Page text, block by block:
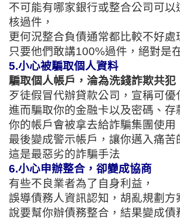
不可能有哪家銀行或整合公司可以
核過件，
更何況整合負債通常都比較不好處
只要他們敢講100%過件，絕對是
5.小心被騙取個人資料
騙取個人帳戶，淪為洗錢詐欺共犯
歹徒假冒代辦貸款公司，宣稱可優
進而騙取你的金融卡以及密碼、存
你的帳戶會被拿去給詐騙集團使用
最後變成警示帳戶，讓你邁入痛苦
這是最惡劣的詐騙手法
6.小心申辦整合，卻變成協商
有些不良業者為了自身利益，
誤導債務人資訊認知，胡亂規劃方
說要幫你辦債務整合，結果變成債